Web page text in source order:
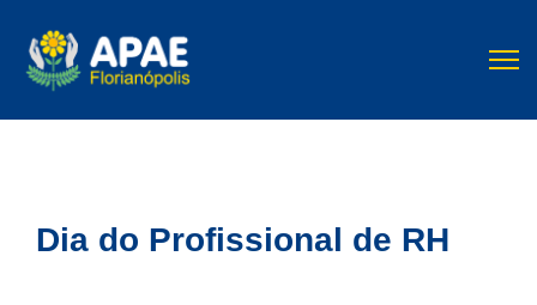
Dia do Profissional de RH